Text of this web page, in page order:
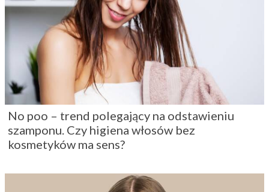
No poo – trend polegający na odstawieniu
szamponu. Czy higiena włosów bez
kosmetyków ma sens?